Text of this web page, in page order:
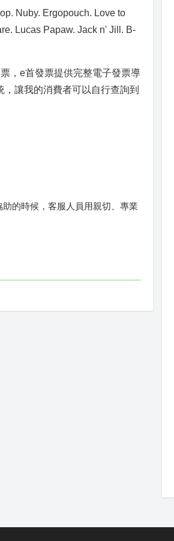
Nuby. Ergopouch. Love to
Lucas Papaw. Jack n' Jill. B-
，e首發票提供完整電子發票導
讓我的消費者可以自行查詢到
的時候，客服人員用親切、專業